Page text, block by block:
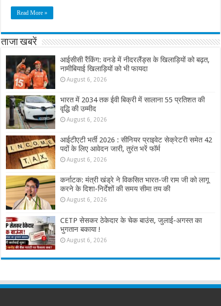
Read More »
ताजा खबरें
आईसीसी रैंकिंग: वनडे में नीदरलैंड्स के खिलाड़ियों को बढ़त,
नामीबियाई खिलाड़ियों को भी फायदा
August 6, 2026
भारत में 2034 तक ईवी बिक्री में सालाना 55 प्रतिशत की
वृद्धि की उम्मीद
August 6, 2026
आईटीएटी भर्ती 2026 : सीनियर प्राइवेट सेक्रेटरी समेत 42
पदों के लिए आवेदन जारी, तुरंत भरें फॉर्म
August 6, 2026
कर्नाटक: मंत्री खंड्रे ने विकसित भारत-जी राम जी को लागू
करने के दिशा-निर्देशों की समय सीमा तय की
August 6, 2026
CETP सेसकर ठेकेदार के चेक बाउंस, जुलाई-अगस्त का
भुगतान बकाया !
August 6, 2026